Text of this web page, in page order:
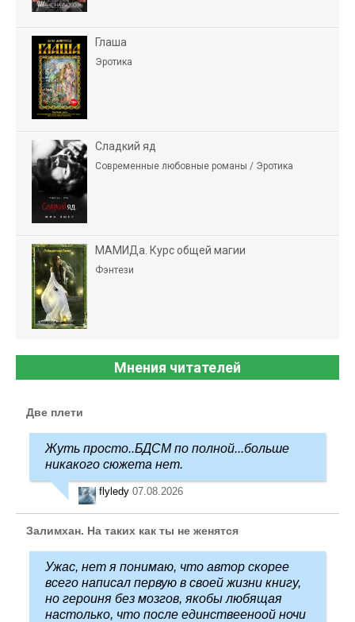
Глаша
Эротика
Сладкий яд
Современные любовные романы / Эротика
МАМИДа. Курс общей магии
Фэнтези
Мнения читателей
Две плети
Жуть просто..БДСМ по полной...больше
никакого сюжета нет.
flyledy 07.08.2026
Залимхан. На таких как ты не женятся
Ужас, нет я понимаю, что автор скорее
всего написал первую в своей жизни книгу,
но героиня без мозгов, якобы любящая
настолько, что после единствееноой ночи